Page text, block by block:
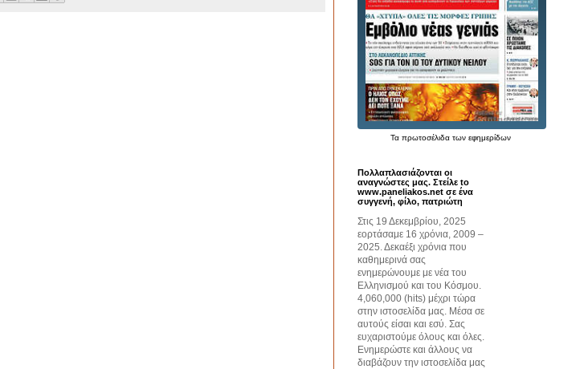
Τα πρωτοσέλιδα των εφημερίδων
Πολλαπλασιάζονται οι
αναγνώστες μας. Στείλε to
www.paneliakos.net σε ένα
συγγενή, φίλο, πατριώτη
Στις 19 Δεκεμβρίου, 2025
εορτάσαμε 16 χρόνια, 2009 –
2025. Δεκαέξι χρόνια που
καθημερινά σας
ενημερώνουμε με νέα του
Ελληνισμού και του Κόσμου.
4,060,000 (hits) μέχρι τώρα
στην ιστοσελίδα μας. Μέσα σε
αυτούς είσαι και εσύ. Σας
ευχαριστούμε όλους και όλες.
Ενημερώστε και άλλους να
διαβάζουν την ιστοσελίδα μας